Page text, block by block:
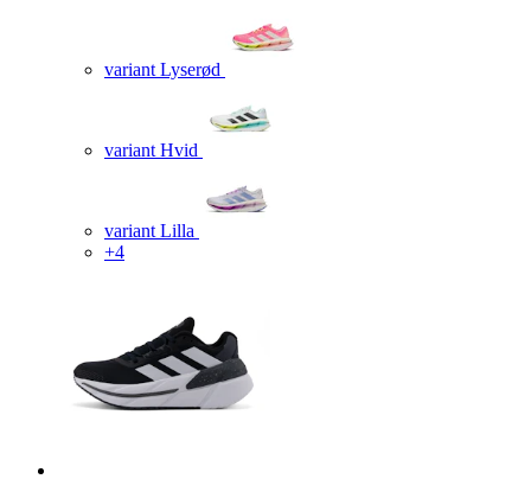
variant Lyserød
variant Hvid
variant Lilla
+4